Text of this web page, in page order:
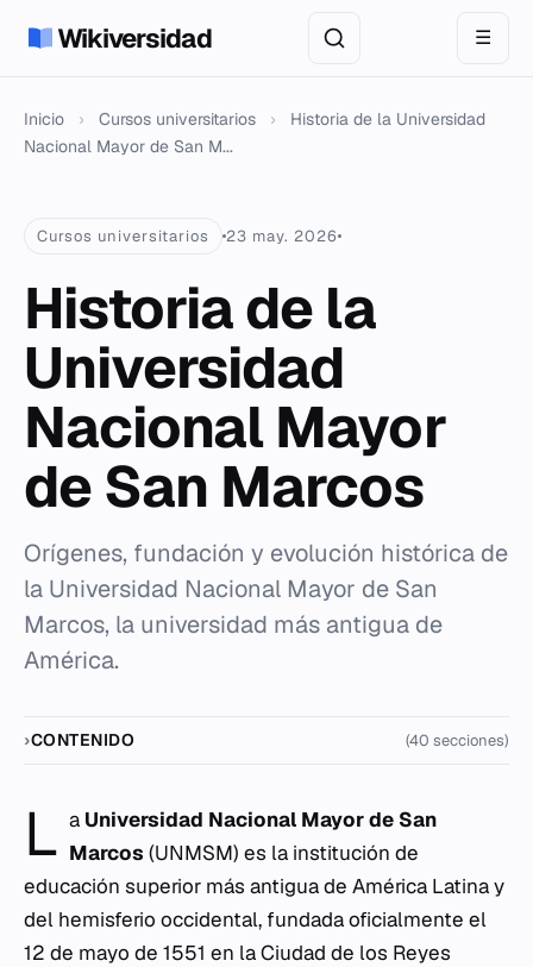
Wikiversidad ☰
Inicio › Cursos universitarios ›
Historia de la Universidad
Nacional Mayor de San M...
Cursos universitarios 23 may. 2026
Historia de la
Universidad
Nacional Mayor
de San Marcos
Orígenes, fundación y evolución histórica de
la Universidad Nacional Mayor de San
Marcos, la universidad más antigua de
América.
CONTENIDO (40 secciones)
L a Universidad Nacional Mayor de San
Marcos (UNMSM) es la institución de
educación superior más antigua de América Latina y
del hemisferio occidental, fundada oficialmente el
12 de mayo de 1551 en la Ciudad de los Reyes